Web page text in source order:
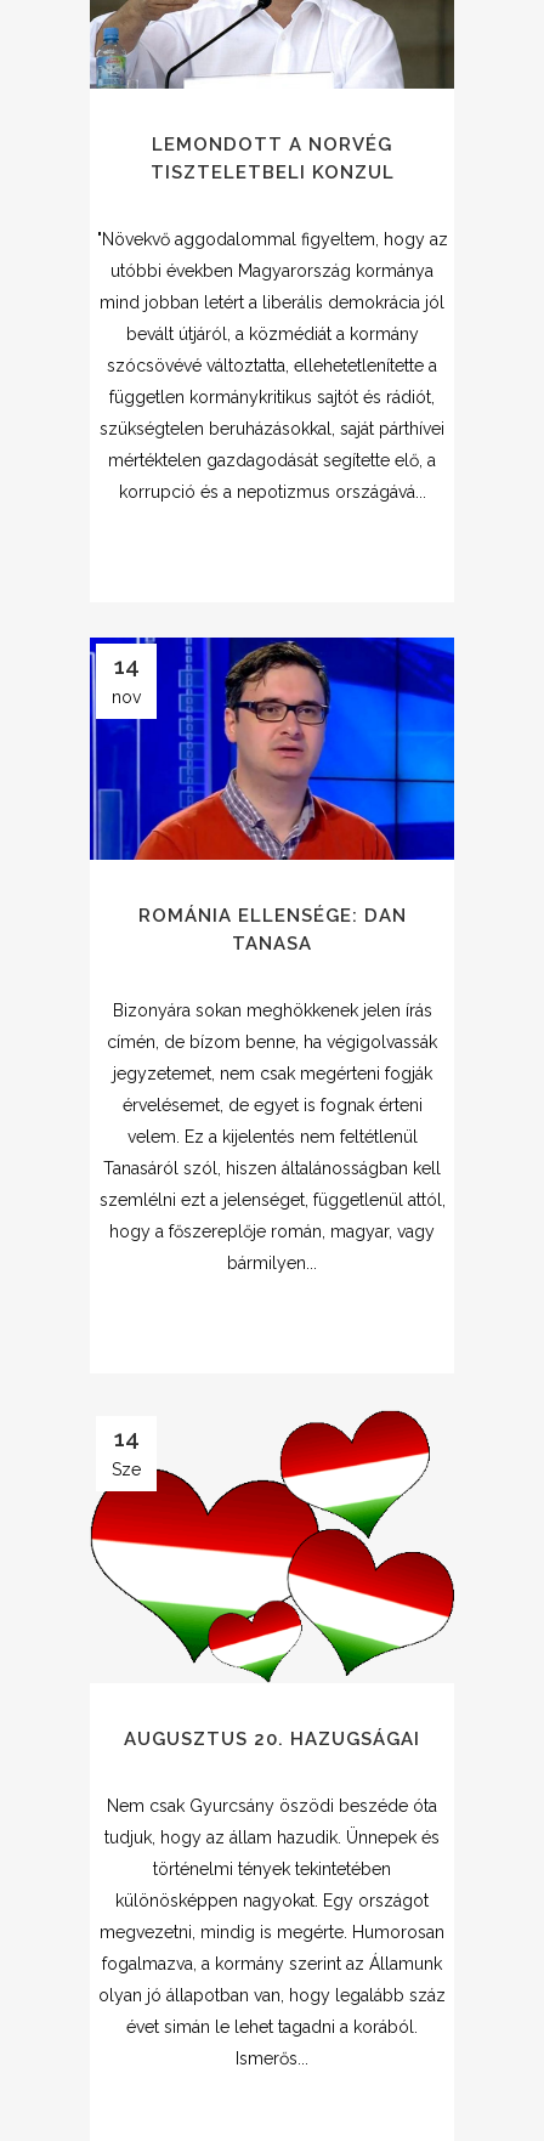
LEMONDOTT A NORVÉG
TISZTELETBELI KONZUL
"Növekvő aggodalommal figyeltem, hogy az
utóbbi években Magyarország kormánya
mind jobban letért a liberális demokrácia jól
bevált útjáról, a közmédiát a kormány
szócsövévé változtatta, ellehetetlenítette a
független kormánykritikus sajtót és rádiót,
szükségtelen beruházásokkal, saját párthívei
mértéktelen gazdagodását segítette elő, a
korrupció és a nepotizmus országává...
14
nov
ROMÁNIA ELLENSÉGE: DAN
TANASA
Bizonyára sokan meghökkenek jelen írás
címén, de bízom benne, ha végigolvassák
jegyzetemet, nem csak megérteni fogják
érvelésemet, de egyet is fognak érteni
velem. Ez a kijelentés nem feltétlenül
Tanasáról szól, hiszen általánosságban kell
szemlélni ezt a jelenséget, függetlenül attól,
hogy a főszereplője román, magyar, vagy
bármilyen...
14
Sze
AUGUSZTUS 20. HAZUGSÁGAI
Nem csak Gyurcsány öszödi beszéde óta
tudjuk, hogy az állam hazudik. Ünnepek és
történelmi tények tekintetében
különösképpen nagyokat. Egy országot
megvezetni, mindig is megérte. Humorosan
fogalmazva, a kormány szerint az Államunk
olyan jó állapotban van, hogy legalább száz
évet simán le lehet tagadni a korából.
Ismerős...